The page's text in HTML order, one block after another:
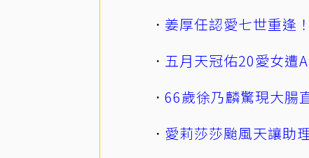
姜厚任認愛七世重逢
五月天冠佑20愛女遭
66歲徐乃麟驚現大
愛莉莎莎颱風天讓助